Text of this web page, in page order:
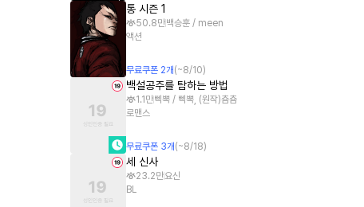
통 시즌 1
50.8만백승훈 / meen
액션
무료쿠폰 2개 (~8/10)
백설공주를 탐하는 방법
1.1만삑뽁 / 삑뽁, (원작)춈춈
로맨스
무료쿠폰 3개 (~8/18)
세 신사
23.2만요신
BL